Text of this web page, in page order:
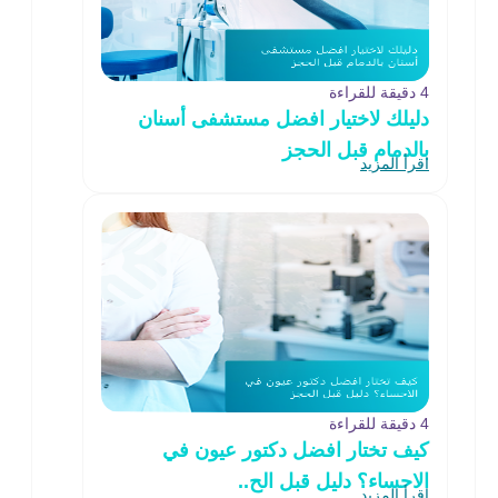
4 دقيقة للقراءة
دليلك لاختيار افضل مستشفى أسنان
بالدمام قبل الحجز
اقرأ المزيد
4 دقيقة للقراءة
كيف تختار افضل دكتور عيون في
الاحساء؟ دليل قبل الح..